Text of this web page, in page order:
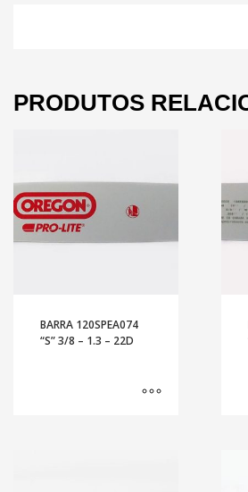
PRODUTOS
BARRA 120SPEA074
“S” 3/8 – 1.3 – 22D